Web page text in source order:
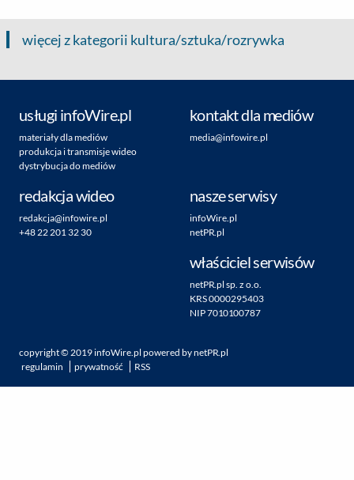
więcej z kategorii kultura/sztuka/rozrywka
usługi infoWire.pl
materiały dla mediów
produkcja i transmisje wideo
dystrybucja do mediów
kontakt dla mediów
media@infowire.pl
redakcja wideo
redakcja@infowire.pl
+48 22 201 32 30
nasze serwisy
infoWire.pl
netPR.pl
właściciel serwisów
netPR.pl sp. z o.o.
KRS 0000295403
NIP 7010100787
copyright ©2019infoWire.pl powered bynetPR.pl
regulamin
prywatność RSS